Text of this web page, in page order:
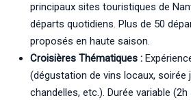
principaux sites touristiques de
départs quotidiens. Plus de 50
proposés en haute saison.
Croisières Thématiques :
(dégustation de vins locaux, soirée
chandelles, etc.). Durée variable (2h